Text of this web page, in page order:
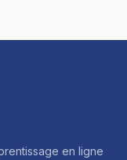
en ligne